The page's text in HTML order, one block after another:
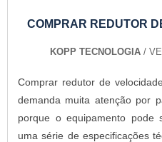
COMPRAR REDUTOR
KOPP TECNOLOGIA/
Comprar redutor de
demanda muita atenção por
porque o equipamento pode
uma série de especificações